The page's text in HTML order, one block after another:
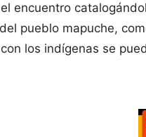
encuentro
pueblo mapuche,
los indígenas se